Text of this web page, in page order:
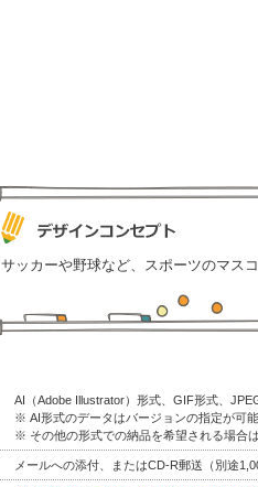
サッカーや野球など、スポーツのマス
AI（Adobe Illustrator）形式、GIF形式、
※ AI形式のデータはバージョンの指定が可能
※ その他の形式での納品を希望される場合
メールへの添付、またはCD-R郵送（別途